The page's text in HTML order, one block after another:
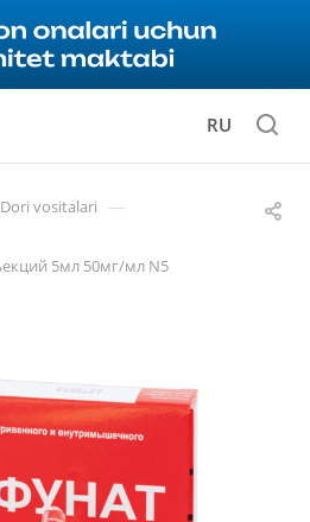
RU
Dori vositalari —
5мл 50мг/мл N5